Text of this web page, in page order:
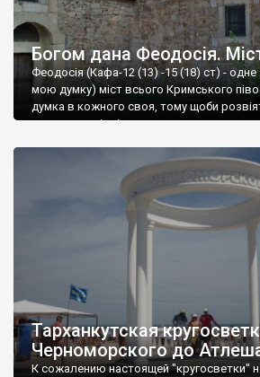
Богом дана Феодосія.
Феодосія (Кафа-12 (13) -15 (18) ст) - одне
мою думку) міст всього Кримського
думка в кожного своя, тому щоби
запрошую відвідати це
Тарханкутская
Черноморского до
К сожалению настоящей "кругосветки"